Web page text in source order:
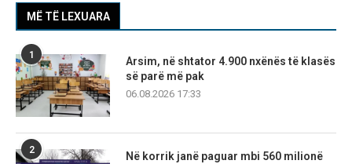
MË TË LEXUARA
1
Arsim, në shtator 4.900 nxënës të klasës
së parë më pak
06.08.2026 17:33
2
Në korrik janë paguar mbi 560 milionë